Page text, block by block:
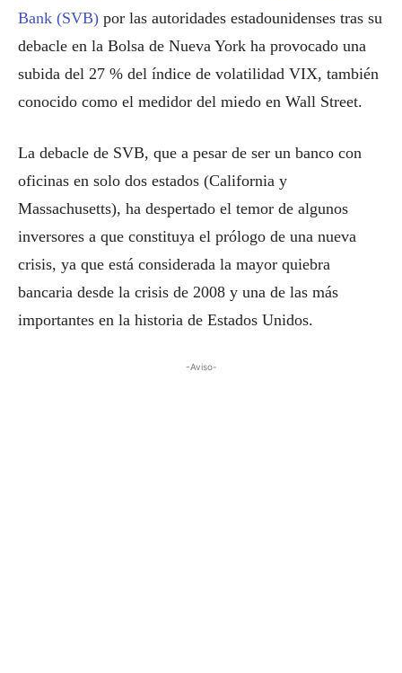
Bank (SVB) por las autoridades estadounidenses tras su
debacle en la Bolsa de Nueva York ha provocado una
subida del 27 % del índice de volatilidad VIX, también
conocido como el medidor del miedo en Wall Street.
La debacle de SVB, que a pesar de ser un banco con
oficinas en solo dos estados (California y
Massachusetts), ha despertado el temor de algunos
inversores a que constituya el prólogo de una nueva
crisis, ya que está considerada la mayor quiebra
bancaria desde la crisis de 2008 y una de las más
importantes en la historia de Estados Unidos.
-Aviso-